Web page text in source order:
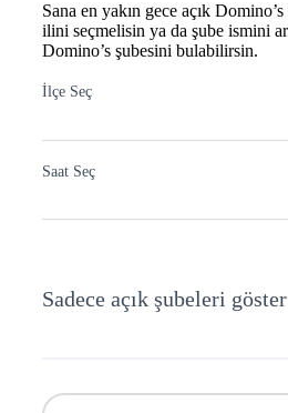
Sana en yakın gece açık
ilini seçmelisin ya da şube ismini
Domino’s şubesini bulabilirsin.
İlçe Seç
Saat Seç
Sadece açık şubeleri göster